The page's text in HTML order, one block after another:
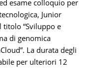
esame colloquio per
Junior
titolo “Sviluppo e
di genomica
La durata degli
per ulteriori 12